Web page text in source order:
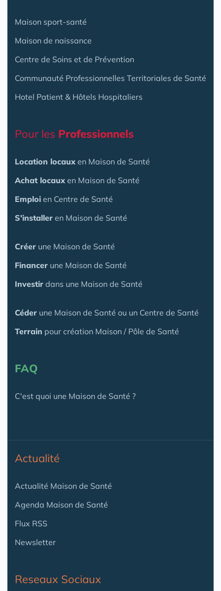
Maison sport-santé
Maison de naissance
Centre de Soins et de Prévention
Communauté Professionnelles Territoriales de Santé
Hotel Patient & Hôtels Hospitaliers
Pour les Professionnels
Location locaux en Maison de Santé
Achat locaux en Maison de Santé
Emploi en Centre de Santé
S'installer en Maison de Santé
Créer une Maison de Santé
Financer une Maison de Santé
Investir dans une Maison de Santé
Céder une Maison de Santé ou un Centre de Santé
Terrain pour création Maison / Pôle de Santé
FAQ
C'est quoi une Maison de Santé ?
Actualité
Actualité Maison de Santé
Agenda Maison de Santé
Flux RSS
Newsletter
Reseaux Sociaux